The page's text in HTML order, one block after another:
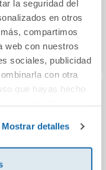
la seguridad del
en otros
compartimos
web con nuestros
sociales, publicidad
con otra
que hayas hecho
Mostrar detalles
6.
PARA